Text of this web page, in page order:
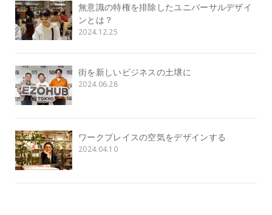
無意識の特権を排除したユニバーサルデザイ
ンとは？
2024.12.25
街を新しいビジネスの土壌に
2024.06.28
ワークプレイスの空気をデザインする
2024.04.10